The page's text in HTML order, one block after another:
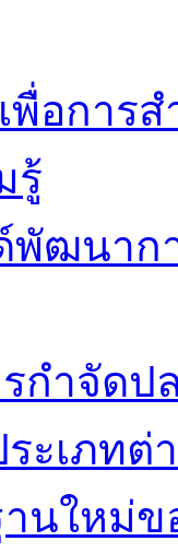
เพื่อกา
รู้
พัฒนาก
กำจัด
ะเภทต่
นใหม่ข